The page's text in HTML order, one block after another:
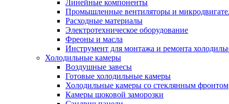
Линейные компоненты
Промышленные вентиляторы и
Расходные материалы
Электротехническое оборудование
Фреоны и масла
Инструмент для монтажа и ремонта
Холодильные камеры
Воздушные завесы
Готовые холодильные камеры
Холодильные камеры со стеклянным фронтом
Камеры шоковой заморозки